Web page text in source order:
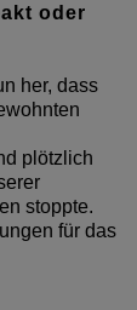
oder
her, dass
plötzlich
stoppte.
für das